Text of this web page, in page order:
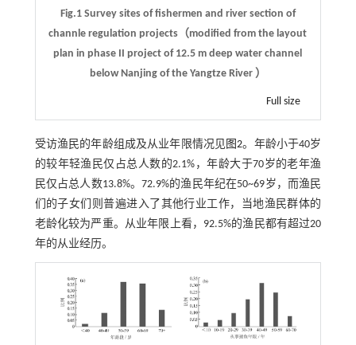
Fig.1 Survey sites of fishermen and river section of
channle regulation projects（modified from the layout
plan in phase II project of 12.5 m deep water channel
below Nanjing of the Yangtze River ）
Full size
受访渔民的年龄组成及从业年限情况见图2。年龄小于40岁
的较年轻渔民仅占总人数的2.1%，年龄大于70岁的老年渔
民仅占总人数13.8%。72.9%的渔民年纪在50~69岁，而渔民
们的子女们则普遍进入了其他行业工作，当地渔民群体的
老龄化较为严重。从业年限上看，92.5%的渔民都有超过20
年的从业经历。